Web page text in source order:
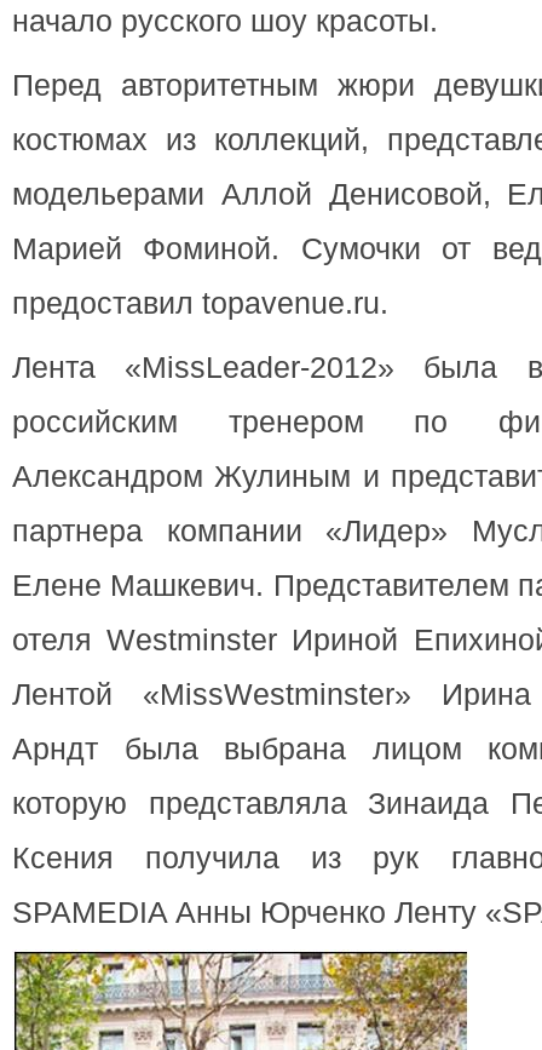
начало русского шоу красоты.
Перед авторитетным жюри
костюмах из коллекций,
модельерами Аллой Денисовой,
Марией Фоминой. Сумочки от
предоставил topavenue.ru.
Лента «MissLeader-2012» была
российским тренером по
Александром Жулиным и
партнера компании «Лидер»
Елене Машкевич. Представителем
отеля Westminster Ириной
Лентой «MissWestminster»
Арндт была выбрана лицом
которую представляла Зинаида
Ксения получила из рук
SPAMEDIA Анны Юрченко Ленту